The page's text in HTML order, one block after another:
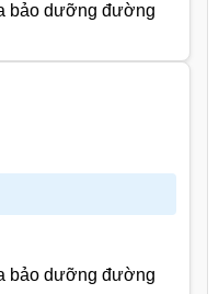
bảo dưỡng đường
bảo dưỡng đường